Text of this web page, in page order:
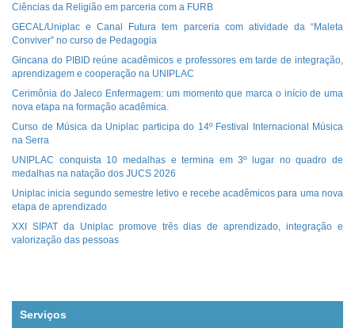
Ciências da Religião em parceria com a FURB
GECAL/Uniplac e Canal Futura tem parceria com atividade da “Maleta
Conviver” no curso de Pedagogia
Gincana do PIBID reúne acadêmicos e professores em tarde de integração,
aprendizagem e cooperação na UNIPLAC
Cerimônia do Jaleco Enfermagem: um momento que marca o início de uma
nova etapa na formação acadêmica.
Curso de Música da Uniplac participa do 14º Festival Internacional Música
na Serra
UNIPLAC conquista 10 medalhas e termina em 3º lugar no quadro de
medalhas na natação dos JUCS 2026
Uniplac inicia segundo semestre letivo e recebe acadêmicos para uma nova
etapa de aprendizado
XXI SIPAT da Uniplac promove três dias de aprendizado, integração e
valorização das pessoas
Serviços